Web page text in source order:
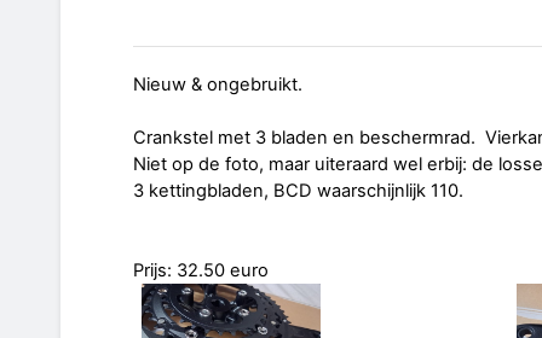
Nieuw & ongebruikt.
Crankstel met 3 bladen en beschermrad.
Niet op de foto, maar uiteraard wel erbij: de
3 kettingbladen, BCD waarschijnlijk 110.
Prijs: 32.50 euro